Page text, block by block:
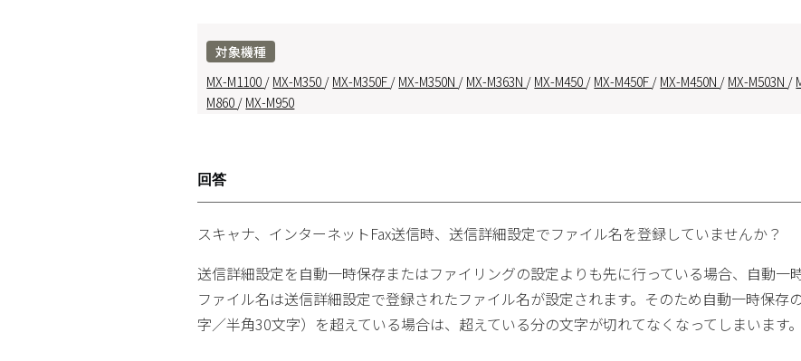
対象機種
MX-M1100 / MX-M350 / MX-M350F / MX-M350N / MX-M363N / MX-M450 / MX-M450F / MX-M450N / MX-M503N /
M860 / MX-M950
回答
スキャナ、インターネットFax送信時、送信詳細設定でファイル名を登録していませんか？
送信詳細設定を自動一時保存またはファイリングの設定よりも先に行っている場合、自動一
ファイル名は送信詳細設定で登録されたファイル名が設定されます。そのため自動一時保存
字／半角30文字）を超えている場合は、超えている分の文字が切れてなくなってしまいます。